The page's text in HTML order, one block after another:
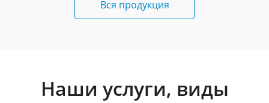
Вся продукция
Наши услуги, виды